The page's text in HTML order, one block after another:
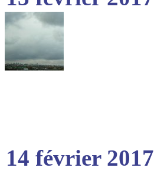
14 février 2017